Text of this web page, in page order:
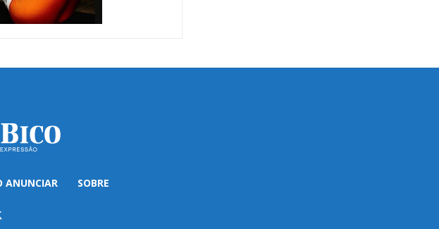
ANUNCIAR SOBRE